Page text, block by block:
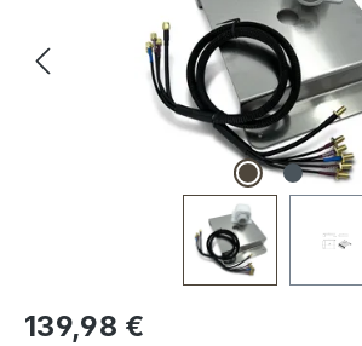
Regulärer Preis:
139,98 €